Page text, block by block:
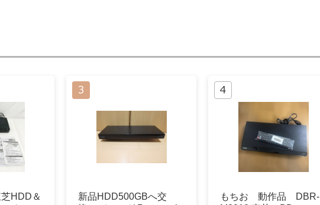
HDD＆
新品HDD500GBへ交
もちお 動作品 DBR-